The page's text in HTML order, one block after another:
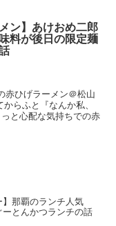
ン】あけおめ二郎
料が後日の限定麺
赤ひげラーメン＠松山
らふと『なんか私、
と心配な気持ちでの赤
】那覇のランチ人気
とんかつランチの話